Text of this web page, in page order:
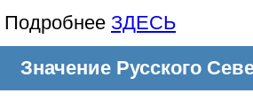
Подробнее ЗДЕСЬ
Значение Русского